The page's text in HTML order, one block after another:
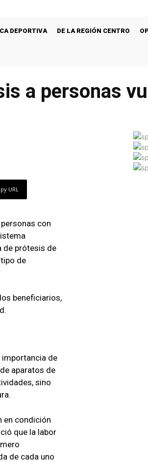
DEPORTIVA DE LA REGIÓN CENTRO
a personas
URL
con
de prótesis de
de
beneficiarios,
importancia de
aparatos de
sino
en condición
que la labor
de cada uno